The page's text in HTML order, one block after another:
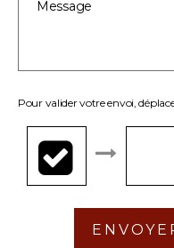
Pour valider votre envoi,